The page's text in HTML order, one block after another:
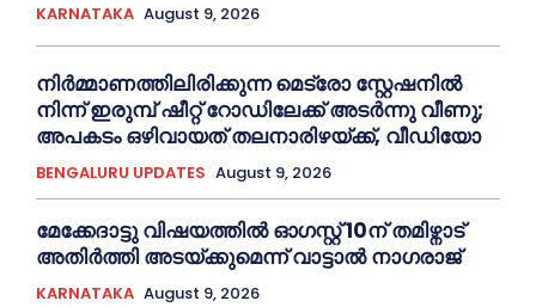
KARNATAKA August 9, 2026
നിർമ്മാണത്തിലിരിക്കുന്ന മെട്രോ സ്റ്റേഷനിൽ
നിന്ന് ഇരുമ്പ് ഷീറ്റ് റോഡിലേക്ക് അടർന്നു വീണു;
അപകടം ഒഴിവായത് തലനാരിഴയ്ക്ക്, വീഡിയോ
BENGALURU UPDATES August 9, 2026
മേക്കേദാട്ടു വിഷയത്തിൽ ഓഗസ്റ്റ് 10ന് തമിഴ്നാട്
അതിർത്തി അടയ്ക്കുമെന്ന് വാട്ടാൽ നാഗരാജ്
KARNATAKA August 9, 2026